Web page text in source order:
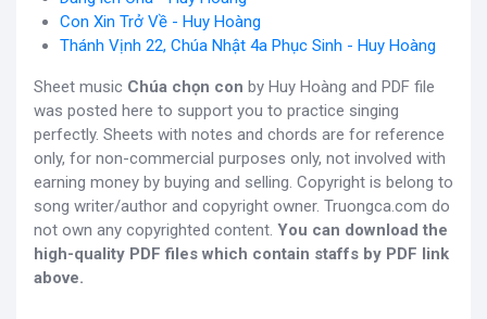
Con Xin Trở Về - Huy Hoàng
Thánh Vịnh 22, Chúa Nhật 4a Phục Sinh - Huy Hoàng
Sheet music Chúa chọn con by Huy Hoàng and PDF file
was posted here to support you to practice singing
perfectly. Sheets with notes and chords are for reference
only, for non-commercial purposes only, not involved with
earning money by buying and selling. Copyright is belong to
song writer/author and copyright owner. Truongca.com do
not own any copyrighted content. You can download the
high-quality PDF files which contain staffs by PDF link
above.